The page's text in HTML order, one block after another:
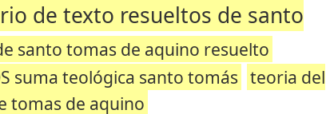
de texto resueltos de santo
santo tomas de aquino resuelto
suma teológica santo tomás teoria del
tomas de aquino